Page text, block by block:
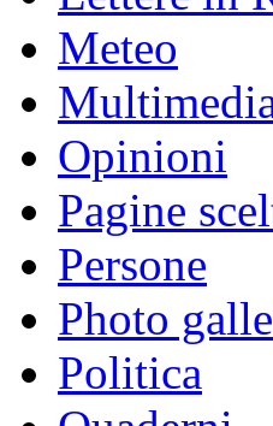
Meteo
Opinioni
Pagine
Persone
Photo
Politica